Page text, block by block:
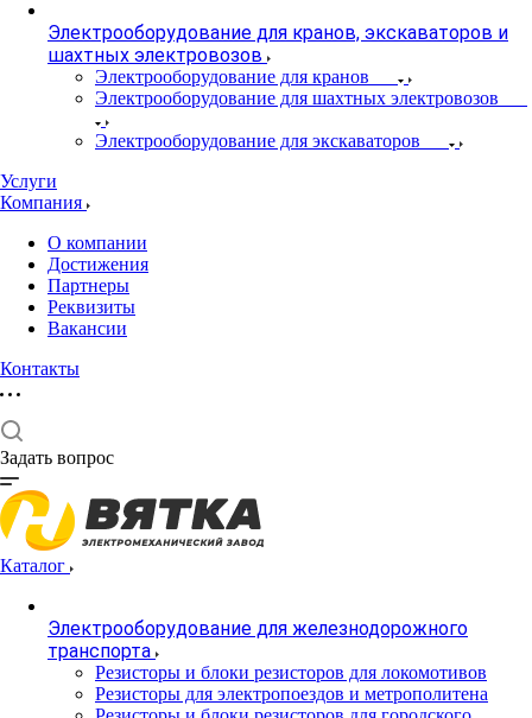
Электрооборудование для кранов, экскаваторов и
шахтных электровозов
Электрооборудование для кранов
Электрооборудование для шахтных электровозов
Электрооборудование для экскаваторов
Услуги
Компания
О компании
Достижения
Партнеры
Реквизиты
Вакансии
Контакты
Задать вопрос
Каталог
Электрооборудование для железнодорожного
транспорта
Резисторы и блоки резисторов для локомотивов
Резисторы для электропоездов и метрополитена